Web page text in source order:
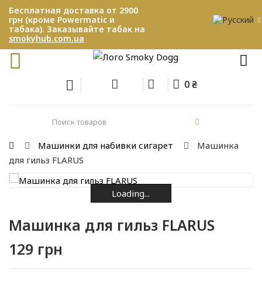
Бесплатная доставка от 2900
грн (кроме Powermatic и
табака). Заказывайте табак на
smokyhub.com.ua
0 ₴
Машинки для набивки сигарет
Машинка
для гильз FLARUS
Loading...
Loading...
Loading...
Loading...
Loading...
Машинка для гильз FLARUS
129 грн